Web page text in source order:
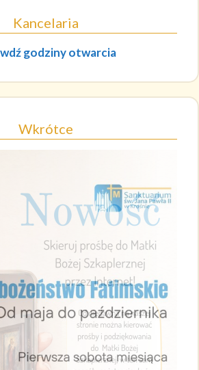
Kancelaria
godziny otwarcia
Wkrótce